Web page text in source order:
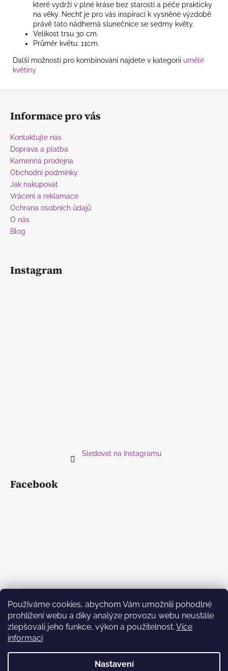
Používáme cookies, abychom Vám umožnili pohodlné
prohlížení webu a díky analýze provozu webu neustále
zlepšovali jeho funkce, výkon a použitelnost. Více
informací
Nastavení
které vydrží v plné kráse bez starostí a péče prakticky
na věky. Nechť je pro vás inspirací k vysněné výzdobě
právě tato nádherná slunečnice se sedmy květy.
Velikost trsu 30 cm.
Průměr květu: 11cm.
Další možnosti pro kombinování najdete v kategorii umělé
květiny.
Informace pro vás
Kontaktujte nás
Doprava a platba
Kamenná prodejna
Obchodní podmínky
Jak nakupovat
Vrácení a reklamace
Ochrana osobních ůdajů
O nás
Blog
Instagram
Sledovat na Instagramu
Facebook